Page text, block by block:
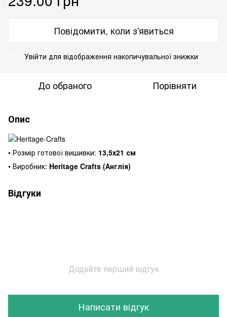
Повідомити, коли з'явиться
Увійти для відображення накопичувальної знижки
До обраного Порівняти
Опис
• Розмір готової вишивки: 13,5х21 см
• Виробник: Heritage Crafts (Англія)
Відгуки
Додайте перший відгук
Написати відгук